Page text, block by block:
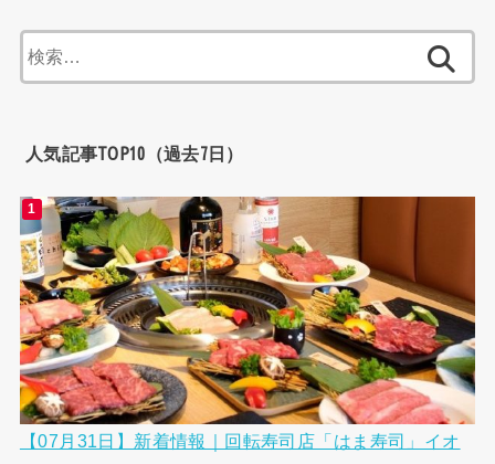
索:
人気記事TOP10（過去7日）
【07月31日】新着情報｜回転寿司店「はま寿司」イオ